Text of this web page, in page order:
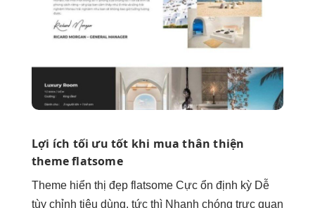
Lợi ích tối ưu tốt khi muathân thiện
theme flatsome
Theme hiển thị đẹp flatsome Cực ổn định kỳ Dễ
tùy chỉnh tiêu dùng, tức thì Nhanh chóng trực quan